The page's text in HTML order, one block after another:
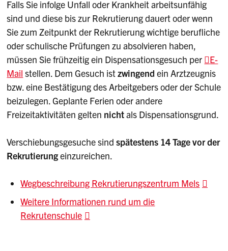
Falls Sie infolge Unfall oder Krankheit arbeitsunfähig
sind und diese bis zur Rekrutierung dauert oder wenn
Sie zum Zeitpunkt der Rekrutierung wichtige berufliche
oder schulische Prüfungen zu absolvieren haben,
müssen Sie frühzeitig ein Dispensationsgesuch per
E-
Mail stellen. Dem Gesuch istzwingendein Arztzeugnis
bzw. eine Bestätigung des Arbeitgebers oder der Schule
beizulegen. Geplante Ferien oder andere
Freizeitaktivitäten gelten nichtals Dispensationsgrund.
Verschiebungsgesuche sindspätestens 14 Tage vor der
Rekrutierungeinzureichen.
Wegbeschreibung Rekrutierungszentrum Mels
Weitere Informationen rund um die
Rekrutenschule